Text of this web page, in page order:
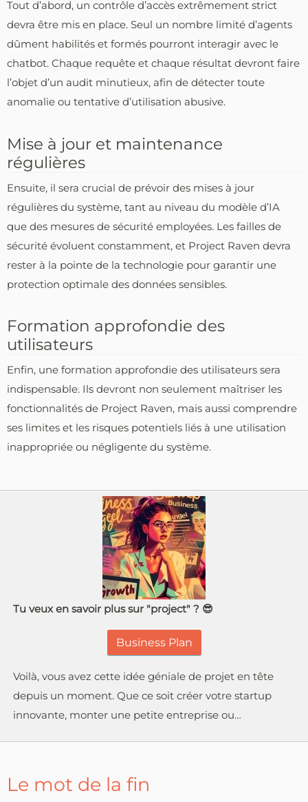
Tout d’abord, un contrôle d’accès extrêmement strict
devra être mis en place. Seul un nombre limité d’agents
dûment habilités et formés pourront interagir avec le
chatbot. Chaque requête et chaque résultat devront faire
l’objet d’un audit minutieux, afin de détecter toute
anomalie ou tentative d’utilisation abusive.
Mise à jour et maintenance
régulières
Ensuite, il sera crucial de prévoir des mises à jour
régulières du système, tant au niveau du modèle d’IA
que des mesures de sécurité employées. Les failles de
sécurité évoluent constamment, et Project Raven devra
rester à la pointe de la technologie pour garantir une
protection optimale des données sensibles.
Formation approfondie des
utilisateurs
Enfin, une formation approfondie des utilisateurs sera
indispensable. Ils devront non seulement maîtriser les
fonctionnalités de Project Raven, mais aussi comprendre
ses limites et les risques potentiels liés à une utilisation
inappropriée ou négligente du système.
Tu veux en savoir plus sur "project" ? 😎
Business Plan
Voilà, vous avez cette idée géniale de projet en tête
depuis un moment. Que ce soit créer votre startup
innovante, monter une petite entreprise ou…
Le mot de la fin